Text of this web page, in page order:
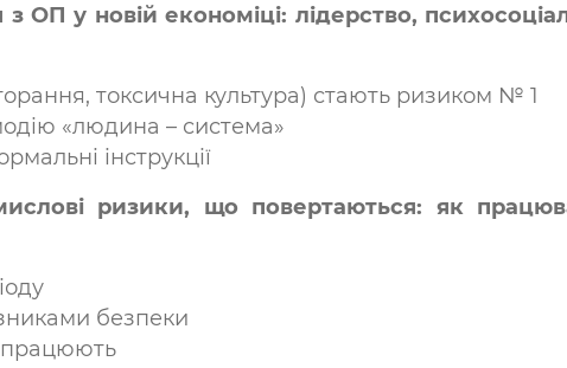
ОП у новій економіці: лідерство,
токсична культура) стають ризиком № 1
«людина – система»
інструкції
ризики, що повертаються: як
безпеки
працюють